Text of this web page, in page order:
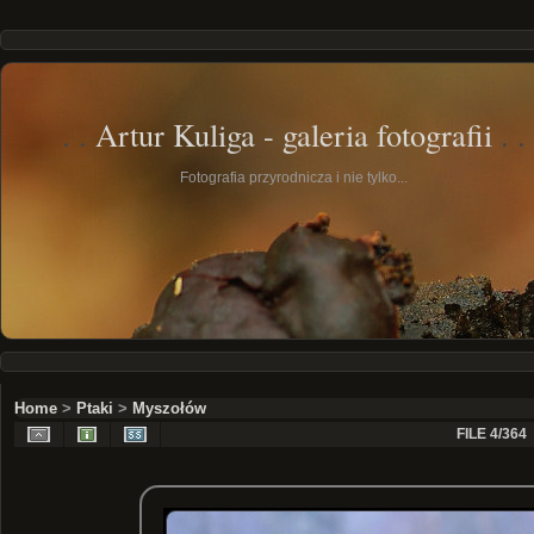
Artur Kuliga - galeria fotografii
Fotografia przyrodnicza i nie tylko...
Home > Ptaki > Myszołów
FILE 4/364